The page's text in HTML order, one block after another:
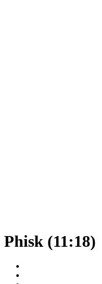
Phisk (11:18)